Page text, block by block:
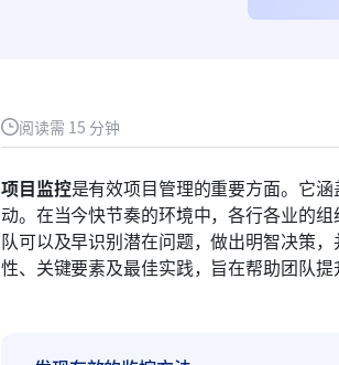
阅读需 15 分钟
项目监控是有效项目管理的重要方面。它
动。在当今快节奏的环境中，各行各业的
队可以及早识别潜在问题，做出明智决策
性、关键要素及最佳实践，旨在帮助团队提